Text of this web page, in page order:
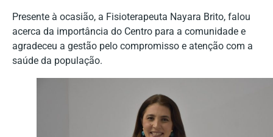
Presente à ocasião, a Fisioterapeuta Nayara Brito, falou
acerca da importância do Centro para a comunidade e
agradeceu a gestão pelo compromisso e atenção com a
saúde da população.